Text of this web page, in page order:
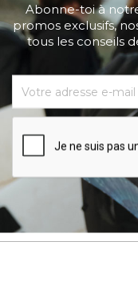
Abonne-toi à
promos exclusifs,
tous les conseils